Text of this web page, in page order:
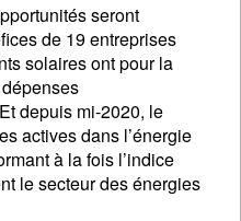
seront
de 19 entreprises
solaires ont pour la
depuis mi-2020, le
actives dans l’énergie
à la fois l’indice
le secteur des énergies